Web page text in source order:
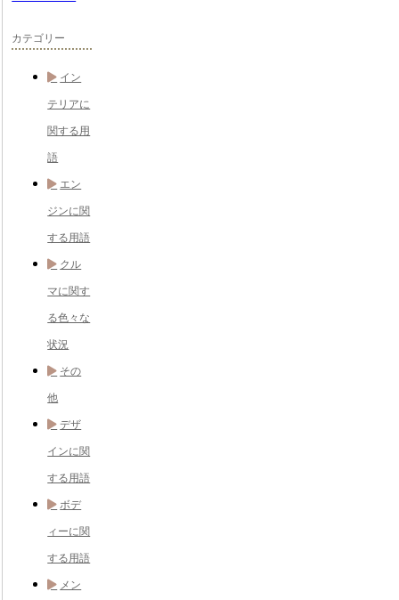
カテゴリー
イン
テリアに
関する用
語
エン
ジンに関
する用語
クル
マに関す
る色々な
状況
その
他
デザ
インに関
する用語
ボデ
ィーに関
する用語
メン